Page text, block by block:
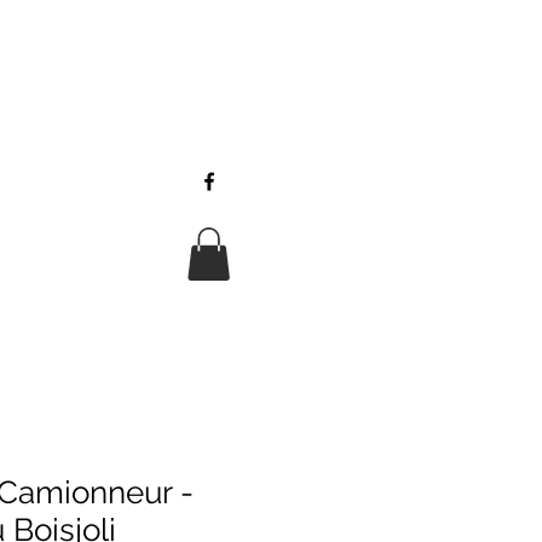
-
Boisjoli